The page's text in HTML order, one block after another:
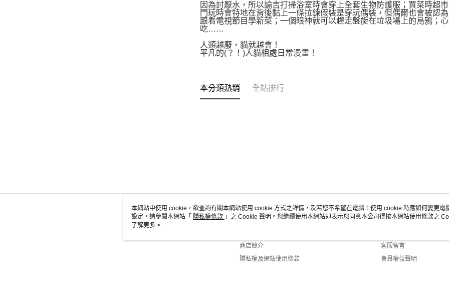
因為討厭水，所以諭吉打掃浴室時會穿上全套生物防護服；買菜時超
門玩時會特地在背後黏上一條拉鍊假裝是穿玩偶裝，但偶爾也會被認
跟看電視節目學新菜；一個眼神就可以趕走盤旋在垃圾場上的烏鴉；
吃……
人類越廢，貓就越會！
平凡的(？！)人貓相處日常漫畫！
本分類熱銷 全站排行
關於我們
商店簡介
隱私權及網站使用條款
客服資訊
客服留言
會員權益聲明
本網站中使用 cookie，欲查詢有關本網站使用 cookie 方式之詳情，及若您不希望在電腦上使用 cookie 時應如何變更電
設定，請參閱本網站「 隱私權條款 」之 Cookie 聲明。您繼續使用本網站即表示您同意本公司得按本網站使用條款之
使用 cookie。
了解更多 >